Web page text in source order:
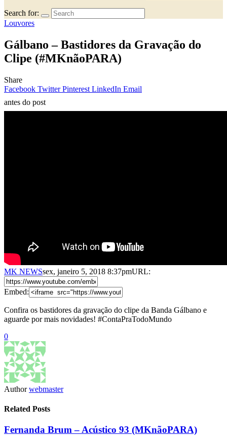
Search for:
Louvores
Gálbano – Bastidores da Gravação do
Clipe (#MKnãoPARA)
Share
Facebook Twitter Pinterest LinkedIn Email
antes do post
MK NEWSsex, janeiro 5, 2018 8:37pmURL:
Embed:
Confira os bastidores da gravação do clipe da Banda Gálbano e
aguarde por mais novidades! #ContaPraTodoMundo
0
Author webmaster
Related Posts
Fernanda Brum – Acústico 93 (MKnãoPARA)